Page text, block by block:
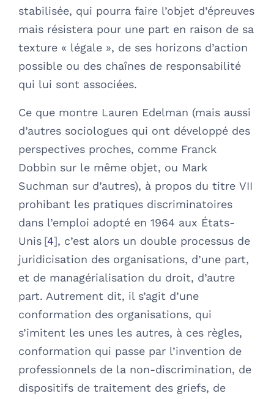
stabilisée, qui pourra faire l’objet d’épreuves
mais résistera pour une part en raison de sa
texture « légale », de ses horizons d’action
possible ou des chaînes de responsabilité
qui lui sont associées.
Ce que montre Lauren Edelman (mais aussi
d’autres sociologues qui ont développé des
perspectives proches, comme Franck
Dobbin sur le même objet, ou Mark
Suchman sur d’autres), à propos du titre VII
prohibant les pratiques discriminatoires
dans l’emploi adopté en 1964 aux États-
Unis 4 , c’est alors un double processus de
juridicisation des organisations, d’une part,
et de managérialisation du droit, d’autre
part. Autrement dit, il s’agit d’une
conformation des organisations, qui
s’imitent les unes les autres, à ces règles,
conformation qui passe par l’invention de
professionnels de la non-discrimination, de
dispositifs de traitement des griefs, de